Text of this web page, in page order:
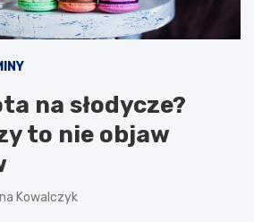
na słodycze?
to nie objaw
Kowalczyk